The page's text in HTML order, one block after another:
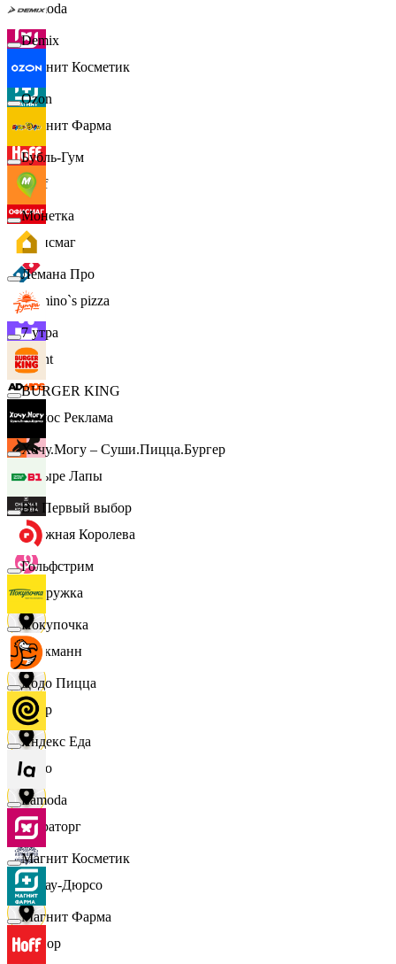
Lamoda
Магнит Косметик
Магнит Фарма
Hoff
Офисмаг
Domino`s pizza
Urent
Эдмос Реклама
Четыре Лапы
Снежная Королева
Подружка
Стокманн
Cпар
demo
Мираторг
Абрау-Дюрсо
Авиор
Demix
Ozon
Бубль-Гум
Монетка
Лемана Про
7 утра
BURGER KING
Хочу.Могу – Суши.Пицца.Бургер
B1 Первый выбор
Гольфстрим
Покупочка
Додо Пицца
Яндекс Еда
Lamoda
Магнит Косметик
Магнит Фарма